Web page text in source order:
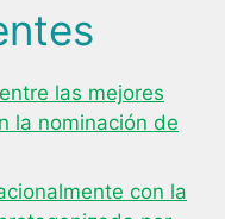
las mejores
la nominación de
con la